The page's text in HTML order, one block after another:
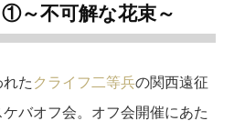
～不可解な花束～
た クライフ二等兵の関西遠征
バオフ会。オフ会開催にあた